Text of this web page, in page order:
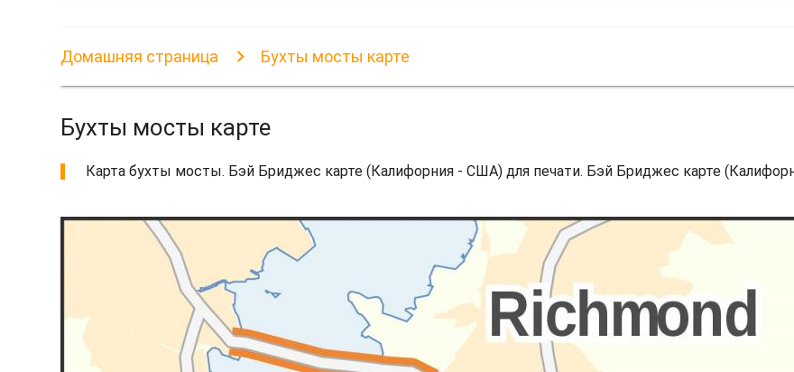
Домашняя страница Бухты мосты карте
Бухты мосты карте
Карта бухты мосты. Бэй Бриджес карте (Калифорния - США) для печати. Бэй Бриджес карте